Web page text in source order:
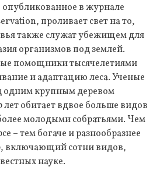
в журнале
проливает свет на то,
также служат убежищем для
организмов под землей.
помощники тысячелетиями
и адаптацию леса. Ученые
одним крупным деревом
лет обитает вдвое больше видов
молодыми собратьями. Чем
– тем богаче и разнообразнее
включающий сотни видов,
науке.